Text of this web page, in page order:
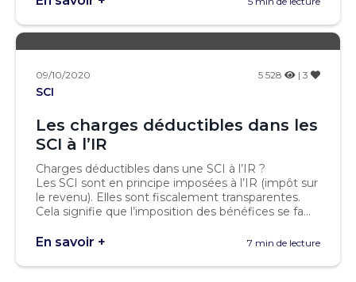
09/10/2020 5 528 | 3
SCI
Les charges déductibles dans les
SCI à l’IR
Charges déductibles dans une SCI à l’IR ?
Les SCI sont en principe imposées à l’IR (impôt sur
le revenu). Elles sont fiscalement transparentes.
Cela signifie que l’imposition des bénéfices se fa...
En savoir + 7 min de lecture